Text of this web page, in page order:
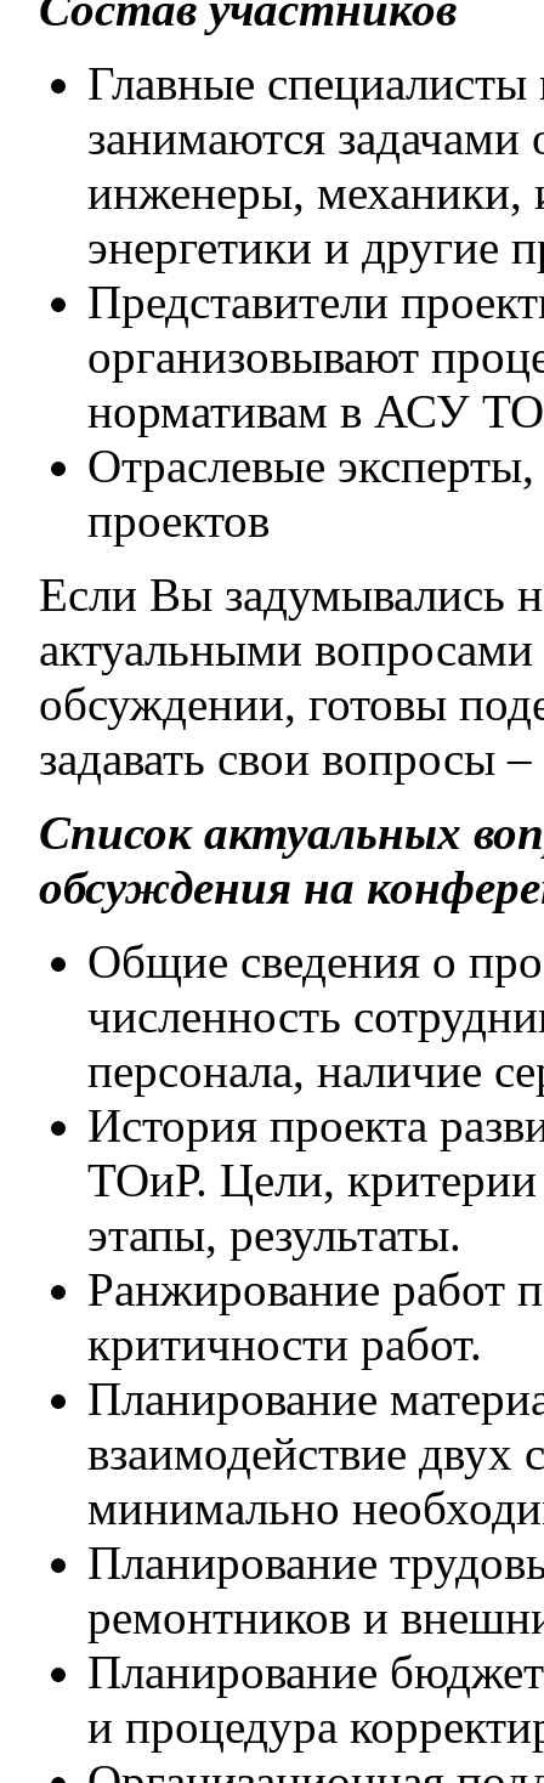
Главные
занимаются
инженеры,
энергетики и другие
Представители
организовывают
нормативам в АСУ
Отраслевые
проектов
Если Вы задумывались
актуальными
обсуждении, готовы
задавать свои вопросы
Список актуальных
обсуждения на
Общие сведения о
численность
персонала, наличие
История проекта
ТОиР. Цели,
этапы, результаты.
Ранжирование работ
критичности работ.
Планирование
взаимодействие двух
минимально
Планирование
ремонтников и
Планирование
и процедура